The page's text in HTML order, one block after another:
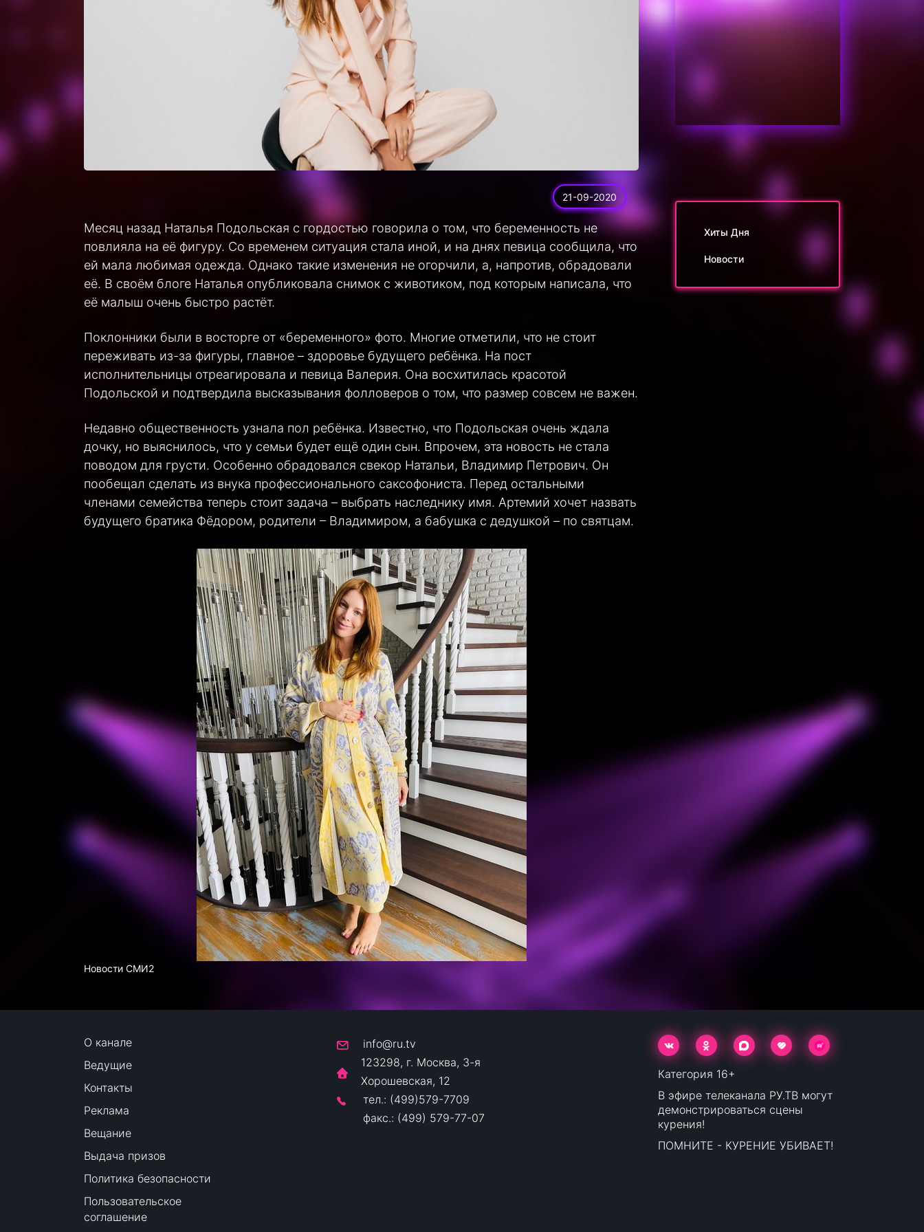
21-09-2020
Месяц назад Наталья Подольская с гордостью говорила о том, что беременность не
повлияла на её фигуру. Со временем ситуация стала иной, и на днях певица сообщила, что
ей мала любимая одежда. Однако такие изменения не огорчили, а, напротив, обрадовали
её. В своём блоге Наталья опубликовала снимок с животиком, под которым написала, что
её малыш очень быстро растёт.
Поклонники были в восторге от «беременного» фото. Многие отметили, что не стоит
переживать из-за фигуры, главное – здоровье будущего ребёнка. На пост
исполнительницы отреагировала и певица Валерия. Она восхитилась красотой
Подольской и подтвердила высказывания фолловеров о том, что размер совсем не важен.
Недавно общественность узнала пол ребёнка. Известно, что Подольская очень ждала
дочку, но выяснилось, что у семьи будет ещё один сын. Впрочем, эта новость не стала
поводом для грусти. Особенно обрадовался свекор Натальи, Владимир Петрович. Он
пообещал сделать из внука профессионального саксофониста. Перед остальными
членами семейства теперь стоит задача – выбрать наследнику имя. Артемий хочет назвать
будущего братика Фёдором, родители – Владимиром, а бабушка с дедушкой – по святцам.
Новости СМИ2
Хиты Дня
Новости
О канале
Ведущие
Контакты
Реклама
Вещание
Выдача призов
Политика безопасности
Пользовательское
соглашение
info@ru.tv
123298, г. Москва, 3-я
Хорошевская, 12
тел.: (499)579-7709
факс.: (499) 579-77-07
Категория 16+
В эфире телеканала РУ.ТВ могут
демонстрироваться сцены
курения!
ПОМНИТЕ - КУРЕНИЕ УБИВАЕТ!